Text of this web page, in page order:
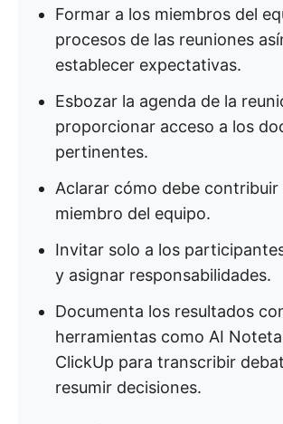
Formar a los miembros del
procesos de las reuniones
establecer expectativas.
Esbozar la agenda de la
proporcionar acceso a los
pertinentes.
Aclarar cómo debe contribuir
miembro del equipo.
Invitar solo a los
y asignar responsabilidades.
Documenta los resultados
herramientas como AI
ClickUp para transcribir
resumir decisiones.